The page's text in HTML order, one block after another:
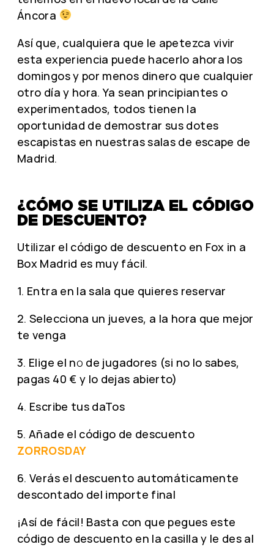
Áncora
Así que, cualquiera que le apetezca vivir
esta experiencia puede hacerlo ahora los
domingos y por menos dinero que cualquier
otro día y hora. Ya sean principiantes o
experimentados, todos tienen la
oportunidad de demostrar sus dotes
escapistas en nuestras salas de escape de
Madrid.
¿CÓMO SE UTILIZA EL CÓDIGO
DE DESCUENTO?
Utilizar el código de descuento en Fox in a
Box Madrid es muy fácil.
1. Entra en la sala que quieres reservar
2. Selecciona un jueves, a la hora que mejor
te venga
3. Elige el nº de jugadores (si no lo sabes,
pagas 40 € y lo dejas abierto)
4. Escribe tus daTos
5. Añade el código de descuento
ZORROSDAY
6. Verás el descuento automáticamente
descontado del importe final
¡Así de fácil! Basta con que pegues este
código de descuento en la casilla y le des al